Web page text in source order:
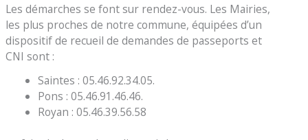
Les démarches se font sur rendez-vous. Les Mairies,
les plus proches de notre commune, équipées d’un
dispositif de recueil de demandes de passeports et
CNI sont :
Saintes : 05.46.92.34.05.
Pons : 05.46.91.46.46.
Royan : 05.46.39.56.58